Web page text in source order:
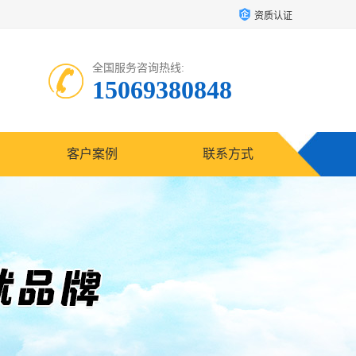
资质认证
全国服务咨询热线:
15069380848
客户案例 联系方式